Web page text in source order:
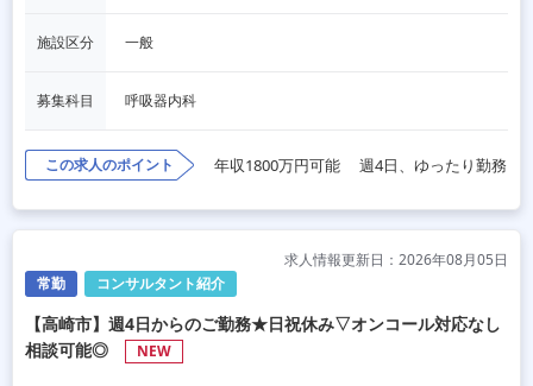
施設区分 一般
募集科目 呼吸器内科
この求人のポイント 年収1800万円可能 週4日、ゆったり勤務
常勤 コンサルタント紹介
求人情報更新日：2026年08月05日
【高崎市】週4日からのご勤務★日祝休み▽オンコール対応なし
相談可能◎
NEW